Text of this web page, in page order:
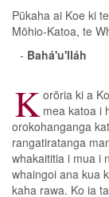
Pūkaha ai Koe ki
Mōhio-Katoa, te
- Bahá'u'lláh
K orōria ki a
mea katoa i
orokohanganga
rangatiratanga
whakaititia i mua i
whaingoi ana kua
kaha rawa. Ko ia